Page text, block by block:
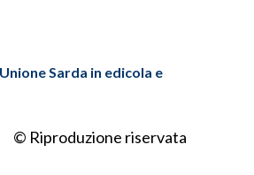
Sarda in edicola e
© Riproduzione riservata